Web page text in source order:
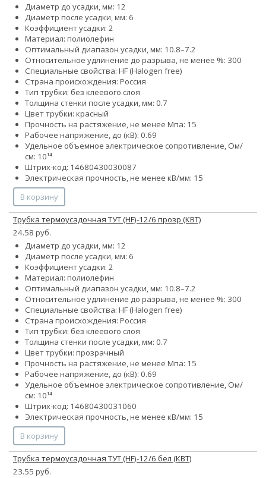
Диаметр до усадки, мм: 12
Диаметр после усадки, мм: 6
Коэффициент усадки: 2
Материал: полиолефин
Оптимальный диапазон усадки, мм: 10.8–7.2
Относительное удлинение до разрыва, не менее %: 300
Специальные свойства: HF (Halogen free)
Страна происхождения: Россия
Тип трубки: без клеевого слоя
Толщина стенки после усадки, мм: 0.7
Цвет трубки: красный
Прочность на растяжение, не менее Мпа: 15
Рабочее напряжение, до (кВ): 0.69
Удельное объемное электрическое сопротивление, Ом/
см: 10¹⁴
Штрих-код: 14680430030087
Электрическая прочность, не менее кВ/мм: 15
В корзину
Трубка термоусадочная ТУТ (HF)-12/6 прозр (КВТ)
24.58 руб.
Диаметр до усадки, мм: 12
Диаметр после усадки, мм: 6
Коэффициент усадки: 2
Материал: полиолефин
Оптимальный диапазон усадки, мм: 10.8–7.2
Относительное удлинение до разрыва, не менее %: 300
Специальные свойства: HF (Halogen free)
Страна происхождения: Россия
Тип трубки: без клеевого слоя
Толщина стенки после усадки, мм: 0.7
Цвет трубки: прозрачный
Прочность на растяжение, не менее Мпа: 15
Рабочее напряжение, до (кВ): 0.69
Удельное объемное электрическое сопротивление, Ом/
см: 10¹⁴
Штрих-код: 14680430031060
Электрическая прочность, не менее кВ/мм: 15
В корзину
Трубка термоусадочная ТУТ (HF)-12/6 бел (КВТ)
23.55 руб.